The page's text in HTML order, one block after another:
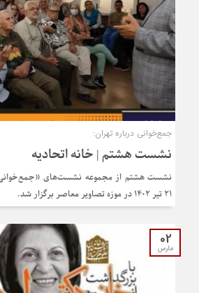
جمع‌خوانی درباره تهران:
نشست هشتم | خانه اتحادیه
نشست هشتم از مجموعه نشست‌های «جمع‌خوانی
۲۱ تیر ۱۴۰۲ در موزه تصاویر معاصر برگزار شد.
02
مارس